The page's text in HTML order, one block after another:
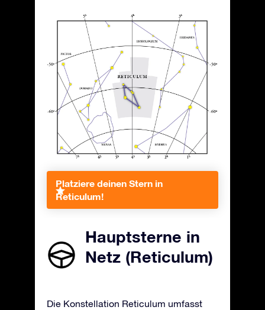
Platziere deinen Stern in
Reticulum!
Hauptsterne in
Netz (Reticulum)
Die Konstellation Reticulum umfasst